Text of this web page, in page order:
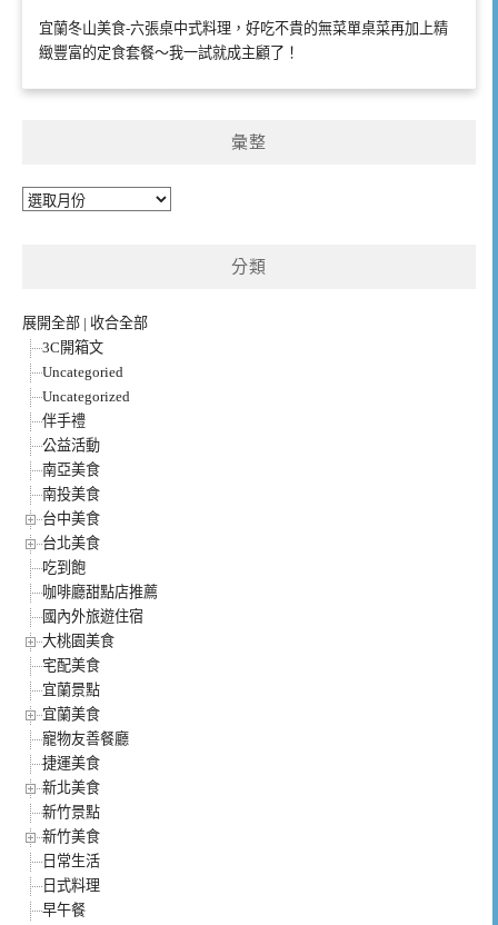
宜蘭冬山美食-六張桌中式料理，好吃不貴的無菜單桌菜再加上精
緻豐富的定食套餐～我一試就成主顧了！
彙整
彙
分類
展開全部 | 收合全部
3C開箱文
Uncategoried
Uncategorized
伴手禮
公益活動
南亞美食
南投美食
台中美食
台北美食
吃到飽
咖啡廳甜點店推薦
國內外旅遊住宿
大桃園美食
宅配美食
宜蘭景點
宜蘭美食
寵物友善餐廳
捷運美食
新北美食
新竹景點
新竹美食
日常生活
日式料理
早午餐